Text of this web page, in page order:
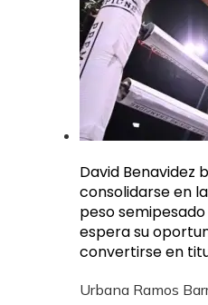
David Benavidez
consolidarse en
peso
espera su
convertirse en
Urbana Ramos